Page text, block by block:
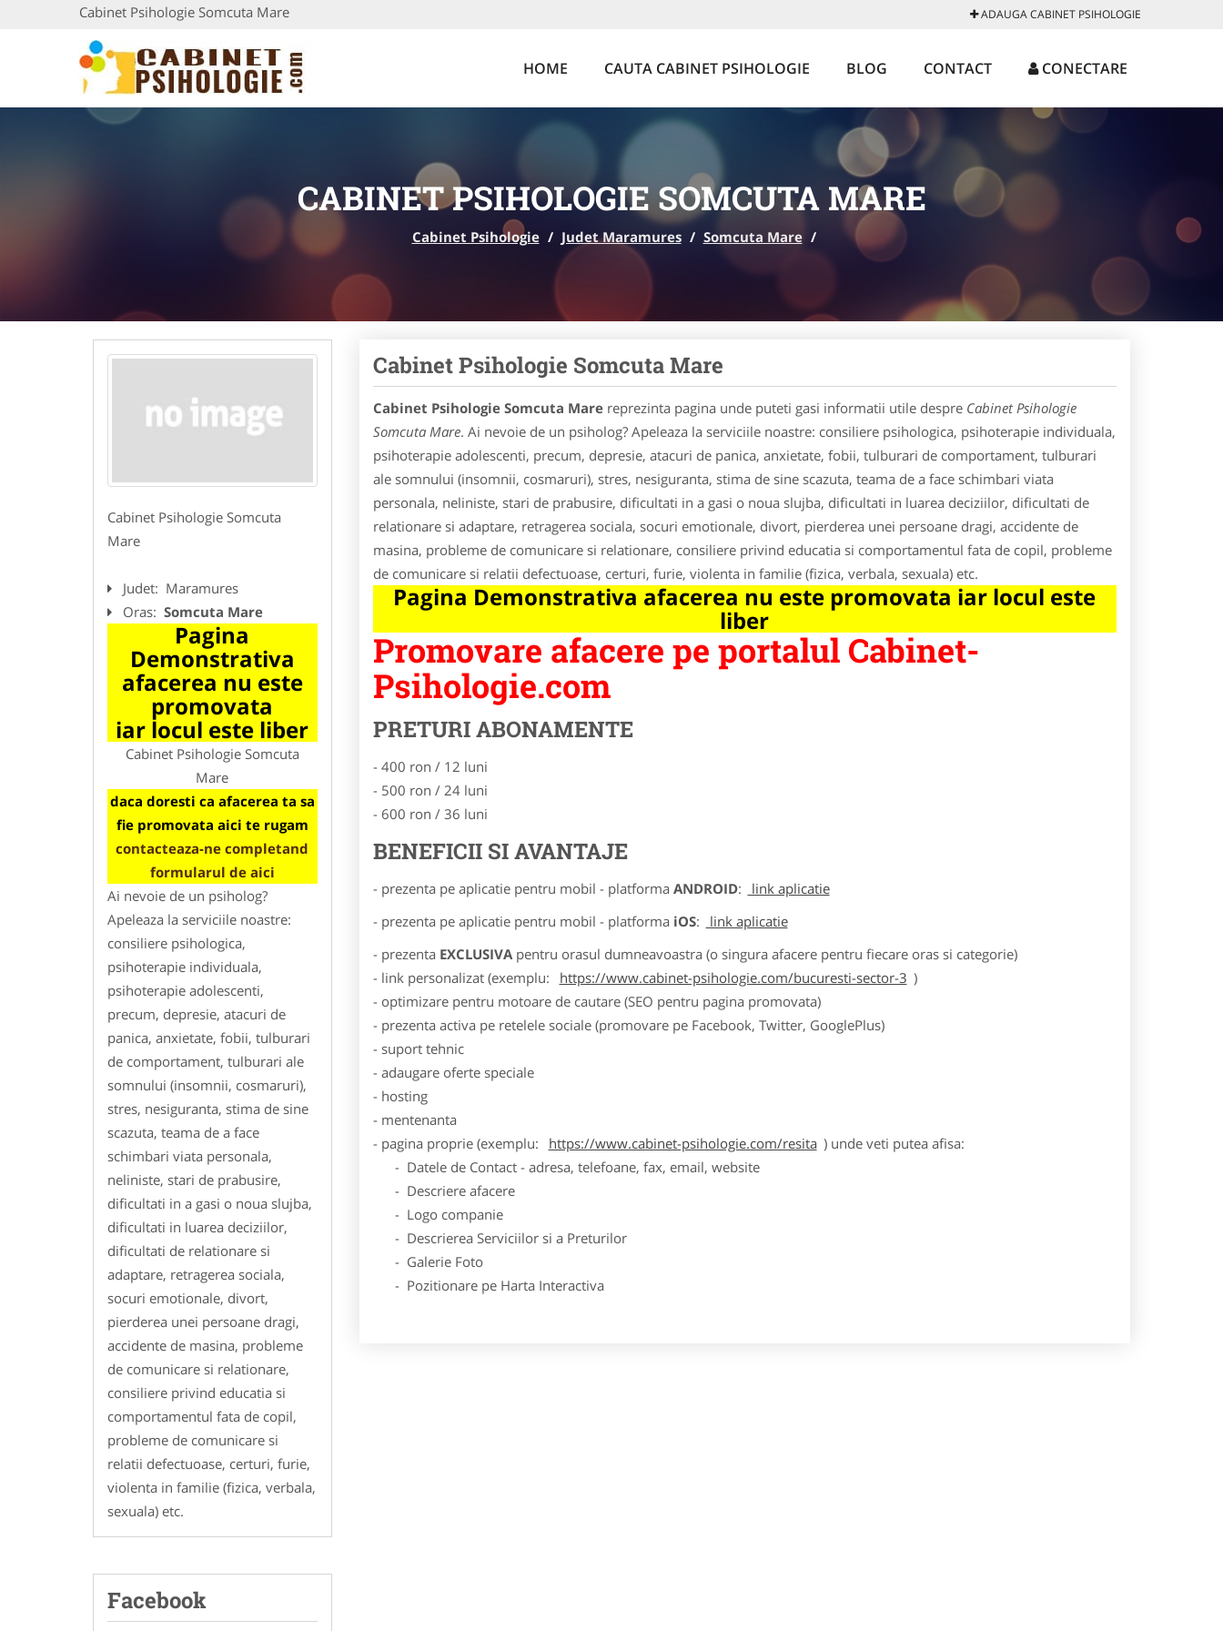
Cabinet Psihologie Somcuta Mare ADAUGA CABINET PSIHOLOGIE
HOME CAUTA CABINET PSIHOLOGIE BLOG CONTACT CONECTARE
CABINET PSIHOLOGIE SOMCUTA MARE
Cabinet Psihologie / Judet Maramures / Somcuta Mare /
Cabinet Psihologie Somcuta
Mare
Judet: Maramures
Oras: Somcuta Mare
Pagina
Demonstrativa
afacerea nu este
promovata
iar locul este liber
Cabinet Psihologie Somcuta
Mare
daca doresti ca afacerea ta sa
fie promovata aici te rugam
contacteaza-ne completand
formularul de aici
Ai nevoie de un psiholog?
Apeleaza la serviciile noastre:
consiliere psihologica,
psihoterapie individuala,
psihoterapie adolescenti,
precum, depresie, atacuri de
panica, anxietate, fobii, tulburari
de comportament, tulburari ale
somnului (insomnii, cosmaruri),
stres, nesiguranta, stima de sine
scazuta, teama de a face
schimbari viata personala,
neliniste, stari de prabusire,
dificultati in a gasi o noua slujba,
dificultati in luarea deciziilor,
dificultati de relationare si
adaptare, retragerea sociala,
socuri emotionale, divort,
pierderea unei persoane dragi,
accidente de masina, probleme
de comunicare si relationare,
consiliere privind educatia si
comportamentul fata de copil,
probleme de comunicare si
relatii defectuoase, certuri, furie,
violenta in familie (fizica, verbala,
sexuala) etc.
Facebook
Cabinet Psihologie Somcuta Mare
Cabinet Psihologie Somcuta Marereprezinta pagina unde puteti gasi informatii utile despre Cabinet Psihologie
Somcuta Mare. Ai nevoie de un psiholog? Apeleaza la serviciile noastre: consiliere psihologica, psihoterapie individuala,
psihoterapie adolescenti, precum, depresie, atacuri de panica, anxietate, fobii, tulburari de comportament, tulburari
ale somnului (insomnii, cosmaruri), stres, nesiguranta, stima de sine scazuta, teama de a face schimbari viata
personala, neliniste, stari de prabusire, dificultati in a gasi o noua slujba, dificultati in luarea deciziilor, dificultati de
relationare si adaptare, retragerea sociala, socuri emotionale, divort, pierderea unei persoane dragi, accidente de
masina, probleme de comunicare si relationare, consiliere privind educatia si comportamentul fata de copil, probleme
de comunicare si relatii defectuoase, certuri, furie, violenta in familie (fizica, verbala, sexuala) etc.
Pagina Demonstrativa afacerea nu este promovata iar locul este
liber
Promovare afacere pe portalul Cabinet-
Psihologie.com
PRETURI ABONAMENTE
- 400 ron / 12 luni
- 500 ron / 24 luni
- 600 ron / 36 luni
BENEFICII SI AVANTAJE
- prezenta pe aplicatie pentru mobil - platforma ANDROID:
link aplicatie
- prezenta pe aplicatie pentru mobil - platforma iOS:
link aplicatie
- prezenta EXCLUSIVApentru orasul dumneavoastra (o singura afacere pentru fiecare oras si categorie)
- link personalizat (exemplu:
https://www.cabinet-psihologie.com/bucuresti-sector-3 )
- optimizare pentru motoare de cautare (SEO pentru pagina promovata)
- prezenta activa pe retelele sociale (promovare pe Facebook, Twitter, GooglePlus)
- suport tehnic
- adaugare oferte speciale
- hosting
- mentenanta
- pagina proprie (exemplu:
https://www.cabinet-psihologie.com/resita ) unde veti putea afisa:
- Datele de Contact - adresa, telefoane, fax, email, website
- Descriere afacere
- Logo companie
- Descrierea Serviciilor si a Preturilor
- Galerie Foto
- Pozitionare pe Harta Interactiva